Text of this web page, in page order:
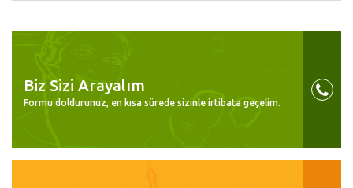
Biz Sizi Arayalım
Formu doldurunuz, en kısa sürede sizinle irtibata geçelim.